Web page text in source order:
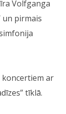
Volfganga
un pirmais
koncertiem ar
tīklā.